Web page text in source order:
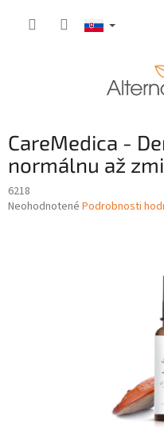
CareMedica -
normálnu až
6218
Priemerné
Neohodnotené Podrobnosti